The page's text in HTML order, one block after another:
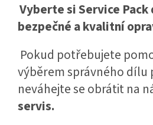
Vyberte si Service
bezpečné a kvalitní
Pokud potřebujete
výběrem správného dílu
neváhejte se obrátit na
servis.